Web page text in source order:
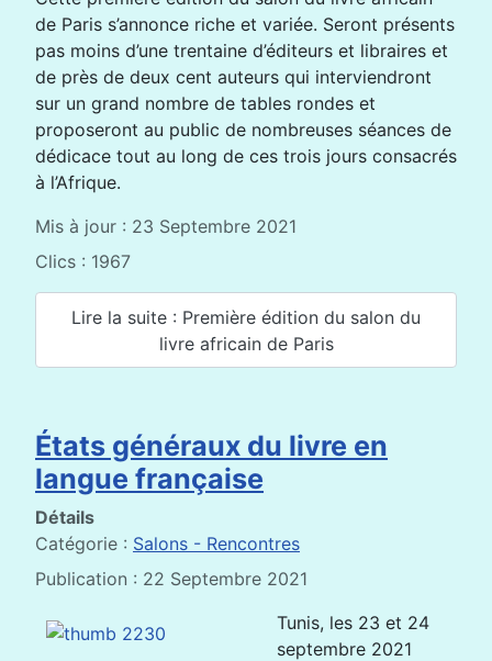
de Paris s’annonce riche et variée. Seront présents
pas moins d’une trentaine d’éditeurs et libraires et
de près de deux cent auteurs qui interviendront
sur un grand nombre de tables rondes et
proposeront au public de nombreuses séances de
dédicace tout au long de ces trois jours consacrés
à l’Afrique.
Mis à jour : 23 Septembre 2021
Clics : 1967
Lire la suite : Première édition du salon du
livre africain de Paris
États généraux du livre en
langue française
Détails
Catégorie : Salons - Rencontres
Publication : 22 Septembre 2021
Tunis, les 23 et 24
septembre 2021